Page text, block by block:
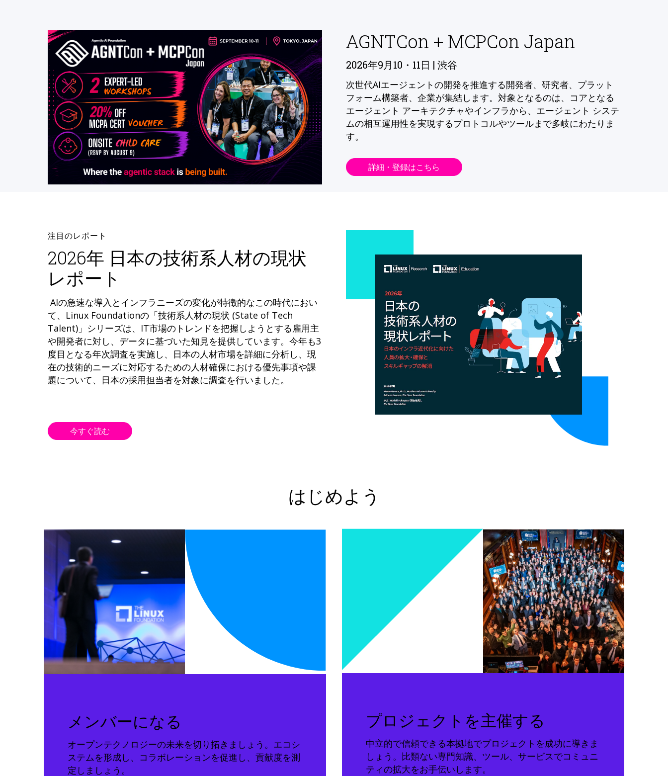
AGNTCon + MCPCon Japan
2026年9月10・11日 | 渋谷
次世代AIエージェントの開発を推進する開発者、研究者、プラット
フォーム構築者、企業が集結します。対象となるのは、コアとなる
エージェント アーキテクチャやインフラから、エージェント システ
ムの相互運用性を実現するプロトコルやツールまで多岐にわたりま
す。
詳細・登録はこちら
注目のレポート
2026年 日本の技術系人材の現状
レポート
AIの急速な導入とインフラニーズの変化が特徴的なこの時代におい
て、Linux Foundationの「技術系人材の現状 (State of Tech
Talent)」シリーズは、IT市場のトレンドを把握しようとする雇用主
や開発者に対し、データに基づいた知見を提供しています。今年も3
度目となる年次調査を実施し、日本の人材市場を詳細に分析し、現
在の技術的ニーズに対応するための人材確保における優先事項や課
題について、日本の採用担当者を対象に調査を行いました。
今すぐ読む
はじめよう
メンバーになる
オープンテクノロジーの未来を切り拓きましょう。エコシ
ステムを形成し、コラボレーションを促進し、貢献度を測
定しましょう。
プロジェクトを主催する
中立的で信頼できる本拠地でプロジェクトを成功に導きま
しょう。比類ない専門知識、ツール、サービスでコミュニ
ティの拡大をお手伝いします。